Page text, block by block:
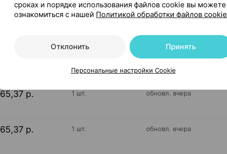
На карте
65,37 р. 1 шт. обновл. вчера
65,37 р. 1 шт. обновл. вчера
сроках и порядке использования файлов cookie вы можете
ознакомиться с нашей Политикой обработки файлов cookie
Отклонить Принять
Персональные настройки Cookie